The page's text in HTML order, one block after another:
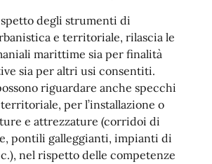
degli strumenti di
e territoriale, rilascia le
marittime sia per finalità
sia per altri usi consentiti.
riguardare anche specchi
per l’installazione o
e attrezzature (corridoi di
pontili galleggianti, impianti di
nel rispetto delle competenze